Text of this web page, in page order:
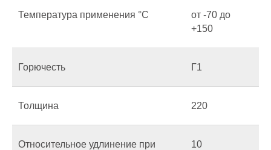
Температура применения °С
от -70 до
+150
Горючесть Г1
Толщина 220
Относительное удлинение при
10